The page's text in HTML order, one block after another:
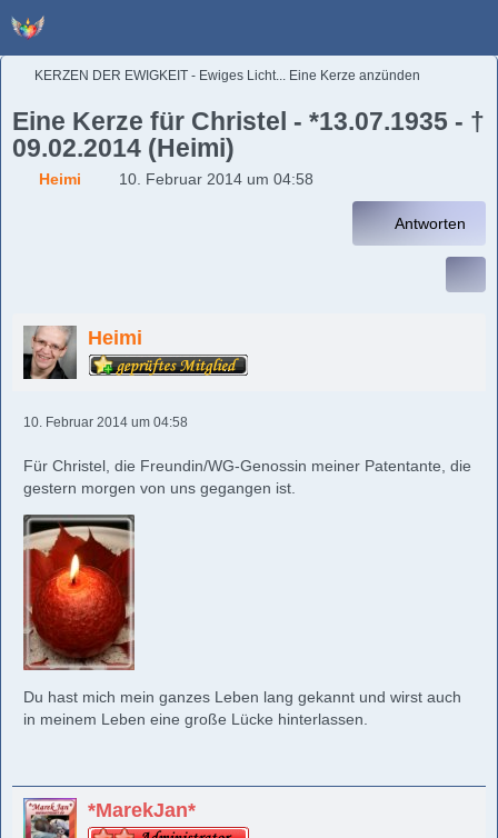
KERZEN DER EWIGKEIT - Ewiges Licht... Eine Kerze anzünden
Eine Kerze für Christel - *13.07.1935 - †
09.02.2014 (Heimi)
Heimi 10. Februar 2014 um 04:58
Antworten
Heimi
10. Februar 2014 um 04:58
Für Christel, die Freundin/WG-Genossin meiner Patentante, die
gestern morgen von uns gegangen ist.
Du hast mich mein ganzes Leben lang gekannt und wirst auch
in meinem Leben eine große Lücke hinterlassen.
*MarekJan*